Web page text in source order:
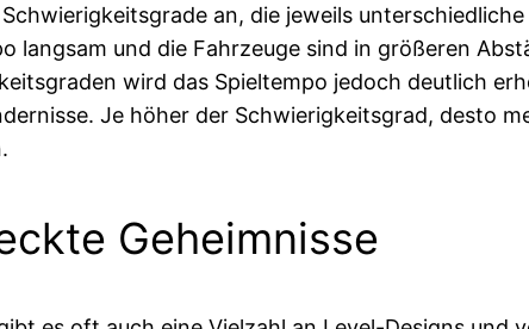
an, die jeweils
langsam und die Fahrzeuge sind in größeren
wird das Spieltempo jedoch deutlich
Je höher der Schwierigkeitsgrad, desto
Geheimnisse